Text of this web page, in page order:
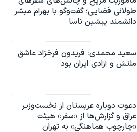
طولانی فضایی؛ گفت‌وگو با بهرام مبشر
دانشمند پیشین ناسا
سعید محمدی: فریدون فرخزاد عاشق
ملتش و آزادی ایران بود
دعوت دوباره عربستان از نخست‌وزیر
عراق و گزارش‌ها از «سفر» هیئت
«چارچوب هماهنگی» به تهران